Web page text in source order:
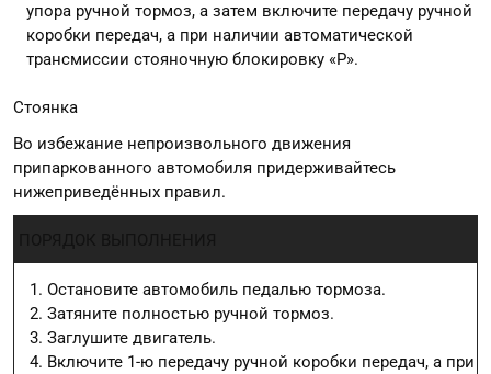
упора ручной тормоз, а затем включите передачу ручной
коробки передач, а при наличии автоматической
трансмиссии стояночную блокировку «P».
Стоянка
Во избежание непроизвольного движения
припаркованного автомобиля придерживайтесь
нижеприведённых правил.
Остановите автомобиль педалью тормоза.
Затяните полностью ручной тормоз.
Заглушите двигатель.
Включите 1-ю передачу ручной коробки передач, а при